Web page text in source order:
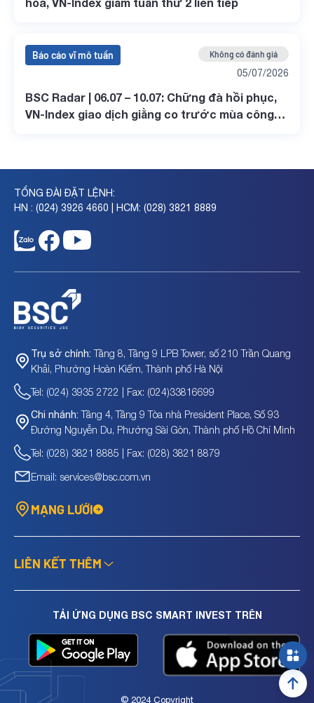
Báo cáo vĩ mô tuần Không có đánh giá
05/07/2026
BSC Radar | 06.07 – 10.07: Chững đà hồi phục,
VN-Index giao dịch giằng co trước mùa công
TỔNG ĐÀI ĐẶT LỆNH:
HN : (024) 3926 4660 | HCM: (028) 3821 8889
Trụ sở chính: Tầng 8, Tầng 9 LPB Tower, số 210 Trần Quang
Khải, Phường Hoàn Kiếm, Thành phố Hà Nội
Tel: (024) 3935 2722 | Fax: (024)33816699
Chi nhánh: Tầng 4, Tầng 9 Tòa nhà President Place, Số 93
Đường Nguyễn Du, Phường Sài Gòn, Thành phố Hồ Chí Minh
Tel: (028) 3821 8885 | Fax: (028) 3821 8879
Email: services@bsc.com.vn
MẠNG LƯỚI
LIÊN KẾT THÊM
TẢI ỨNG DỤNG BSC SMART INVEST TRÊN
© 2024 Copyright